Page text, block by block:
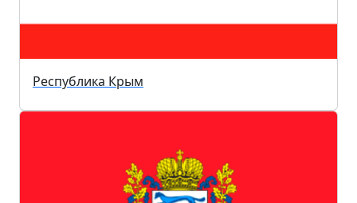
Республика Крым